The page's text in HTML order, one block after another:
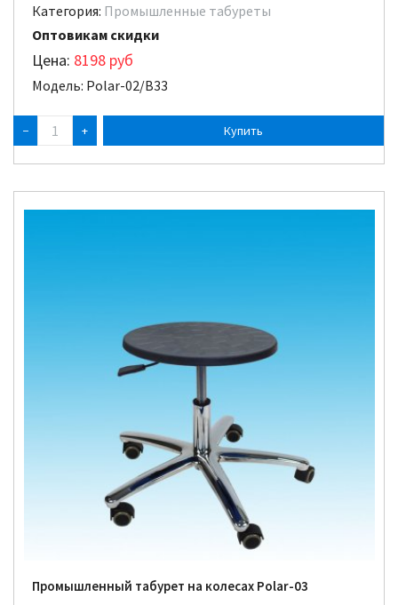
Категория: Промышленные табуреты
Оптовикам скидки
Цена: 8198 руб
Модель: Polar-02/B33
− +
Промышленный табурет на колесах Polar-03